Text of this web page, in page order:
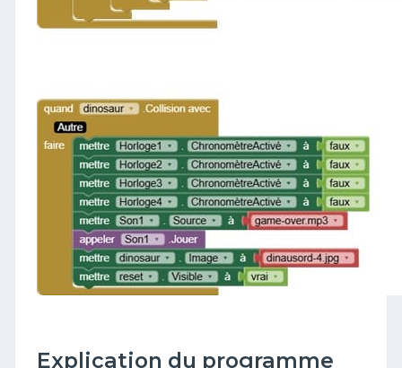
Explication du programme